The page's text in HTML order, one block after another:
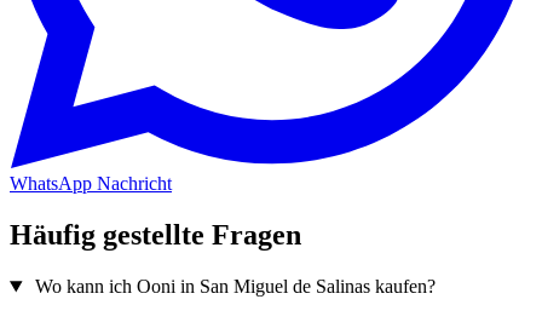
WhatsApp Nachricht
Häufig gestellte Fragen
Wo kann ich Ooni in San Miguel de Salinas kaufen?